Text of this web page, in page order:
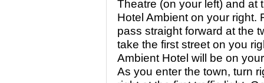
Theatre (on your left) and at
Hotel Ambient on your right.
pass straight forward at the
take the first street on you
Ambient Hotel will be on
As you enter the town, turn